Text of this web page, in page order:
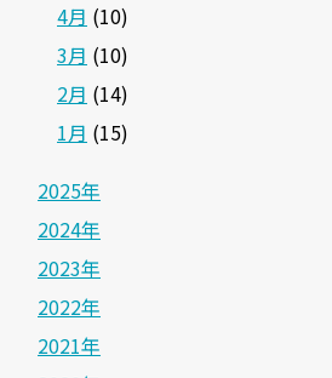
4月 (10)
3月 (10)
2月 (14)
1月 (15)
2025年
2024年
2023年
2022年
2021年